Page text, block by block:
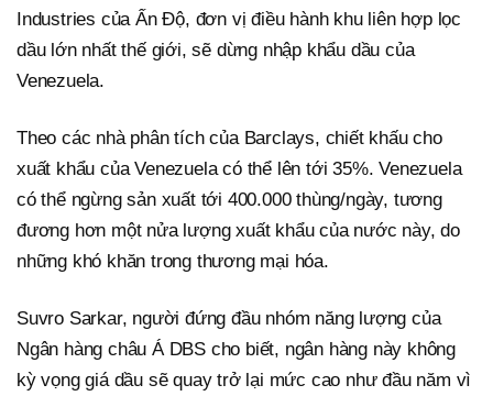
Industries của Ấn Độ, đơn vị điều hành khu liên hợp lọc
dầu lớn nhất thế giới, sẽ dừng nhập khẩu dầu của
Venezuela.
Theo các nhà phân tích của Barclays, chiết khấu cho
xuất khẩu của Venezuela có thể lên tới 35%. Venezuela
có thể ngừng sản xuất tới 400.000 thùng/ngày, tương
đương hơn một nửa lượng xuất khẩu của nước này, do
những khó khăn trong thương mại hóa.
Suvro Sarkar, người đứng đầu nhóm năng lượng của
Ngân hàng châu Á DBS cho biết, ngân hàng này không
kỳ vọng giá dầu sẽ quay trở lại mức cao như đầu năm vì